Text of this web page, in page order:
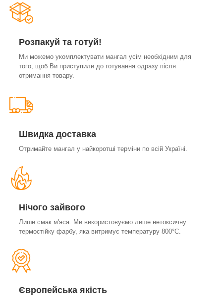
Розпакуй та готуй!
Ми можемо укомплектувати мангал усім необхідним для
того, щоб Ви приступили до готування одразу після
отримання товару.
Швидка доставка
Отримайте мангал у найкоротші терміни по всій Україні.
Нічого зайвого
Лише смак м'яса. Ми використовуємо лише нетоксичну
термостійку фарбу, яка витримує температуру 800°С.
Європейська якість